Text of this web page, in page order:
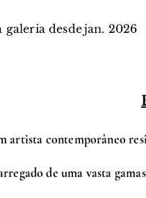
galeria desdejan. 2026
artista contemporâneo
de uma vasta